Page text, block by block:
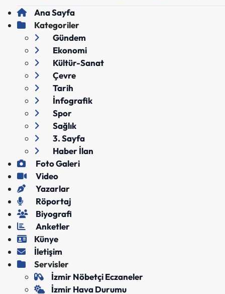
Ana Sayfa
Kategoriler
Gündem
Ekonomi
Kültür-Sanat
Çevre
Tarih
İnfografik
Spor
Sağlık
3. Sayfa
Haber İlan
Foto Galeri
Video
Yazarlar
Röportaj
Biyografi
Anketler
Künye
İletişim
Servisler
İzmir Nöbetçi Eczaneler
İzmir Hava Durumu